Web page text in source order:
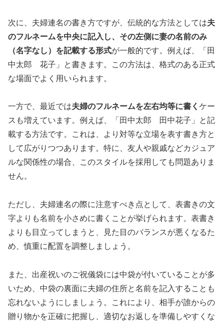
次に、夫婦連名の書き方ですが、伝統的な方法としては夫
のフルネームを中央に記入し、その左側に妻の名前のみ
（名字なし）を記載する形式が一般的です。例えば、「田
中太郎 花子」と書きます。この方法は、格式のある正式
な場面でよく用いられます。
一方で、最近では夫婦のフルネームを左右均等に書く ケー
スも増えています。例えば、「田中太郎 田中花子」と記
載する方法です。これは、より対等な立場を表す書き方と
して広がりつつあります。特に、友人や親戚などカジュア
ルな関係性の場合、このスタイルを採用しても問題ありま
せん。
ただし、夫婦連名の際に注意すべき点として、表書きの文
字よりも名前を小さめに書くことが挙げられます。表書き
よりも目立ってしまうと、見た目のバランスが悪くなるた
め、慎重に配置を調整しましょう。
また、出産祝いのご祝儀袋には中袋が付いていることが多
いため、中袋の裏面に夫婦の住所と名前を記入することも
忘れないようにしましょう。これにより、相手が誰からの
贈り物かを正確に把握し、適切なお返しを準備しやすくな